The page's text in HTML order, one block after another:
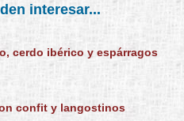
interesar...
cerdo ibérico y espárragos
confit y langostinos